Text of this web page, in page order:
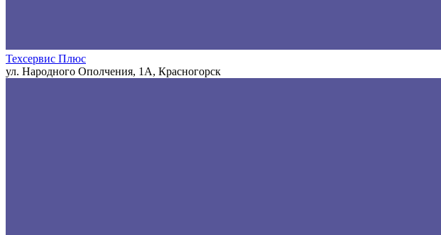
Техсервис Плюс
ул. Народного Ополчения, 1А, Красногорск